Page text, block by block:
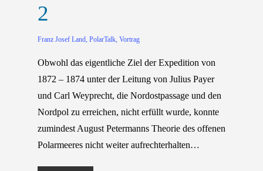
2
Franz Josef Land PolarTalk Vortrag
Obwohl das eigentliche Ziel der Expedition von
1872 – 1874 unter der Leitung von Julius Payer
und Carl Weyprecht, die Nordostpassage und den
Nordpol zu erreichen, nicht erfüllt wurde, konnte
zumindest August Petermanns Theorie des offenen
Polarmeeres nicht weiter aufrechterhalten…